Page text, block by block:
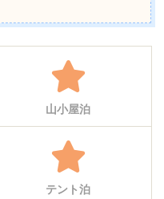
山小屋泊
テント泊